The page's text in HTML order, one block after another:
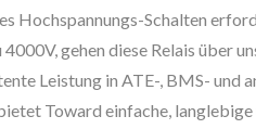
Hochspannungs-Schalten
gehen diese Relais über
Leistung in ATE-, BMS- und
Toward einfache,